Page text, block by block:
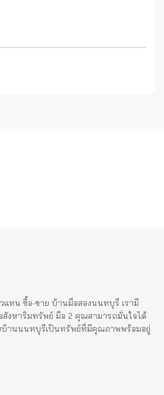
ทน ซื้อ-ขาย บ้านมือสองนนทบุรี เรามี
สังหาริมทรัพย์ มือ 2 คุณสามารถมั่นใจได้
บ้านนนทบุรีเป็นทรัพย์ที่มีคุณภาพพร้อมอยู่